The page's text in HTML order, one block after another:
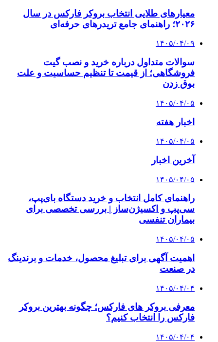
معیارهای طلایی انتخاب بروکر فارکس در سال
۲۰۲۶؛ راهنمای جامع تریدرهای حرفه‌ای
۱۴۰۵/۰۴/۰۹
سوالات متداول درباره خرید و نصب گیت
فروشگاهی؛ از قیمت تا تنظیم حساسیت و علت
بوق زدن
۱۴۰۵/۰۴/۰۵
اخبار هفته
۱۴۰۵/۰۴/۰۵
آخرین اخبار
۱۴۰۵/۰۴/۰۵
راهنمای کامل انتخاب و خرید دستگاه بای‌پپ،
سی‌پپ و اکسیژن‌ساز | بررسی تخصصی برای
بیماران تنفسی
۱۴۰۵/۰۴/۰۵
اهمیت آگهی برای تبلیغ محصول، خدمات و برندینگ
در صنعت
۱۴۰۵/۰۴/۰۴
معرفی بروکر های فارکس؛ چگونه بهترین بروکر
فارکس را انتخاب کنیم؟
۱۴۰۵/۰۴/۰۴